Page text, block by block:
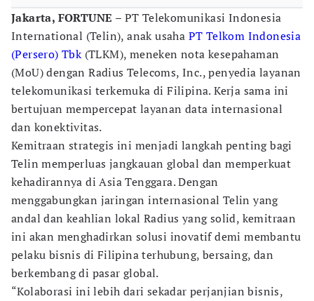
Jakarta, FORTUNE – PT Telekomunikasi Indonesia
International (Telin), anak usaha PT Telkom Indonesia
(Persero) Tbk(TLKM), meneken nota kesepahaman
(MoU) dengan Radius Telecoms, Inc., penyedia layanan
telekomunikasi terkemuka di Filipina. Kerja sama ini
bertujuan mempercepat layanan data internasional
dan konektivitas.
Kemitraan strategis ini menjadi langkah penting bagi
Telin memperluas jangkauan global dan memperkuat
kehadirannya di Asia Tenggara. Dengan
menggabungkan jaringan internasional Telin yang
andal dan keahlian lokal Radius yang solid, kemitraan
ini akan menghadirkan solusi inovatif demi membantu
pelaku bisnis di Filipina terhubung, bersaing, dan
berkembang di pasar global.
“Kolaborasi ini lebih dari sekadar perjanjian bisnis,